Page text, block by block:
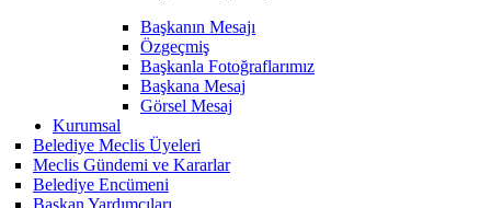
Başkanın Mesajı
Özgeçmiş
Başkanla Fotoğraflarımız
Başkana Mesaj
Görsel Mesaj
Kurumsal
Belediye Meclis Üyeleri
Meclis Gündemi ve Kararlar
Belediye Encümeni
Başkan Yardımcıları